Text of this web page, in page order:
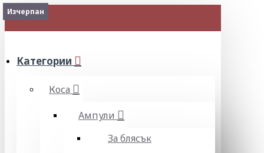
МЕНЮ
Категории
Коса
Ампули
За блясък
Изчерпан
2-3 Days
Изчерпан